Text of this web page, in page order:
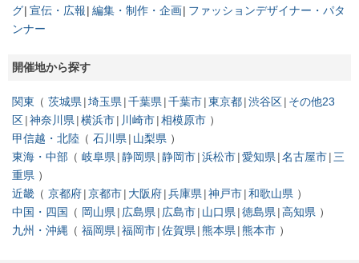
グ 宣伝・広報 編集・制作・企画 ファッションデザイナー・パタ
ンナー
開催地から探す
関東 茨城県 埼玉県 千葉県 千葉市 東京都 渋谷区 その他23
区 神奈川県 横浜市 川崎市 相模原市
甲信越・北陸
石川県 山梨県
東海・中部
岐阜県 静岡県 静岡市 浜松市 愛知県 名古屋市 三
重県
近畿
京都府 京都市 大阪府 兵庫県 神戸市 和歌山県
中国・四国
岡山県 広島県 広島市 山口県 徳島県 高知県
九州・沖縄
福岡県 福岡市 佐賀県 熊本県 熊本市